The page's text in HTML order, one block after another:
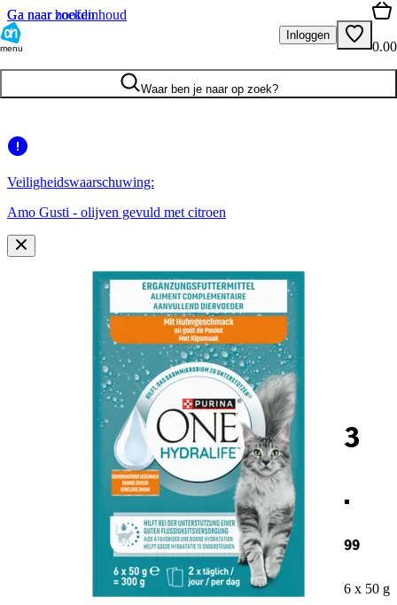
Ga naar hoofdinhoud
Ga naar zoeken
menu
Inloggen
0.00
Waar ben je naar op zoek?
Veiligheidswaarschuwing:
Amo Gusti - olijven gevuld met citroen
3
.
99
6 x 50 g